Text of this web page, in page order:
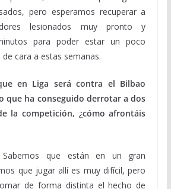
pero esperamos recuperar a
lesionados muy pronto y
para poder estar un poco
cara a estas semanas.
en Liga será contra el Bilbao
que ha conseguido derrotar a dos
la competición, ¿cómo afrontáis
que están en un gran
que jugar allí es muy difícil, pero
de forma distinta el hecho de